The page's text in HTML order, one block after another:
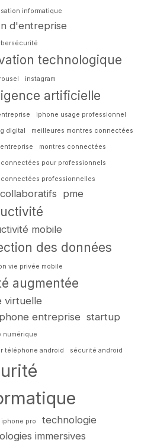
informatique
d'entreprise
technologique
instagram
artificielle
iphone usage professionnel
digital meilleures montres connectées
montres connectées
connectées pour professionnels
connectées professionnelles
pme
mobile
des données
vie privée mobile
augmentée
virtuelle
entreprise startup
numérique
téléphone android sécurité android
pro
technologie
immersives